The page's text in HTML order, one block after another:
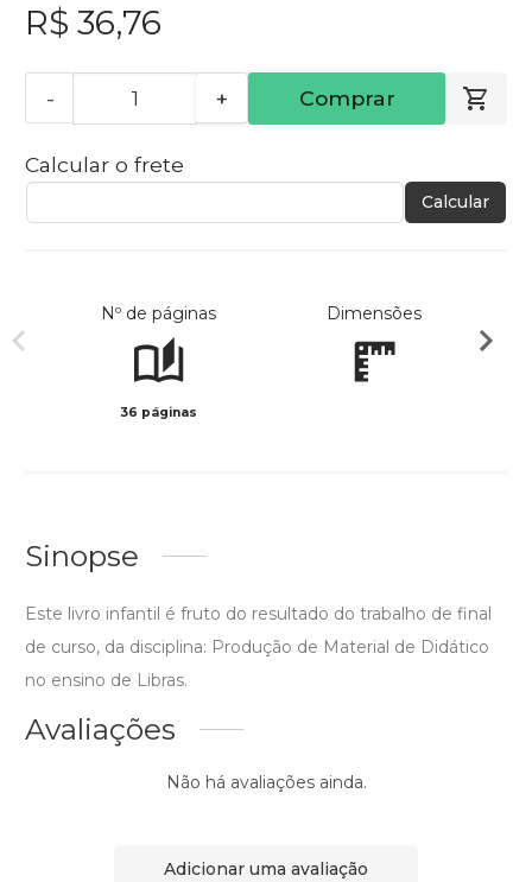
R$ 36,76
- + Comprar
Calcular o frete
Calcular
Nº de páginas
36 páginas
Dimensões
Sinopse
Este livro infantil é fruto do resultado do trabalho de final
de curso, da disciplina: Produção de Material de Didático
no ensino de Libras.
Avaliações
Não há avaliações ainda.
Adicionar uma avaliação